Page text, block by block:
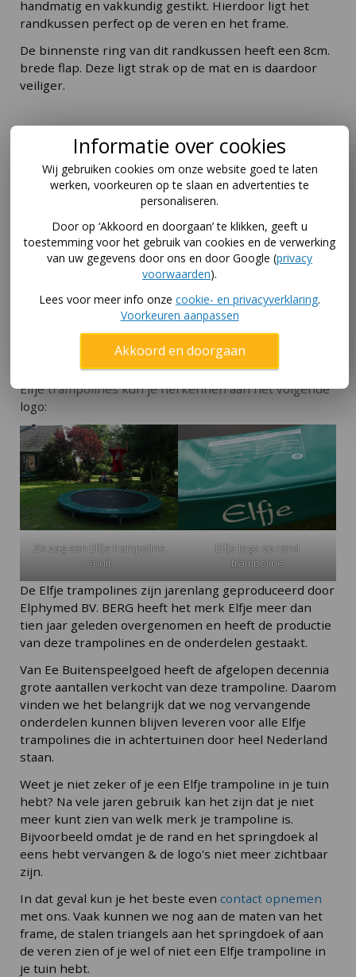
handmatig en vakkundig gestikt. Hierdoor ligt het
randkussen perfect op de veren en het frame.
De binnenste ring van dit randkussen heeft een 8cm.
brede flap. Deze ligt strak op de mat en is daardoor
veiliger.
Specifiek voor Elfje trampoline
Deze rand is specifiek voor de Elfje 430 trampoline
geschikt. Elfje trampolines hebben een vrij specifieke
maat. Hebt u een trampoline van 4,3 meter waar u
een nieuw randkussen voor zoekt? Kijk dan naar de
andere modellen in de categorietrampolinerand 430.
Dit betreft een vervangend product zonder logo's van
voormalige producent van de Elfje trampolines en zijn
van dezelfde kwaliteit materialen gemaakt.
Heb ik een Elfje trampoline?
Elfje trampolines kun je herkennen aan het volgende
logo:
Zo zag een Elfje trampoline
er uit
Elfje logo op rand
trampoline
De Elfje trampolines zijn jarenlang geproduceerd door
Elphymed BV. BERG heeft het merk Elfje meer dan
tien jaar geleden overgenomen en heeft de productie
van deze trampolines en de onderdelen gestaakt.
Van Ee Buitenspeelgoed heeft de afgelopen decennia
grote aantallen verkocht van deze trampoline. Daarom
vinden we het belangrijk dat we nog vervangende
onderdelen kunnen blijven leveren voor alle Elfje
trampolines die in achtertuinen door heel Nederland
staan.
Weet je niet zeker of je een Elfje trampoline in je tuin
hebt? Na vele jaren gebruik kan het zijn dat je niet
meer kunt zien van welk merk je trampoline is.
Bijvoorbeeld omdat je de rand en het springdoek al
eens hebt vervangen & de logo's niet meer zichtbaar
zijn.
In dat geval kun je het beste even contact opnemen
met ons. Vaak kunnen we nog aan de maten van het
frame, de stalen triangels aan het springdoek of aan
de veren zien of je wel of niet een Elfje trampoline in
je tuin hebt.
Informatie over cookies
Wij gebruiken cookies om onze website goed te laten
werken, voorkeuren op te slaan en advertenties te
personaliseren.
Door op ‘Akkoord en doorgaan’ te klikken, geeft u
toestemming voor het gebruik van cookies en de verwerking
van uw gegevens door ons en door Google (privacy
voorwaarden).
Lees voor meer info onze cookie- en privacyverklaring.
Voorkeuren aanpassen
Akkoord en doorgaan